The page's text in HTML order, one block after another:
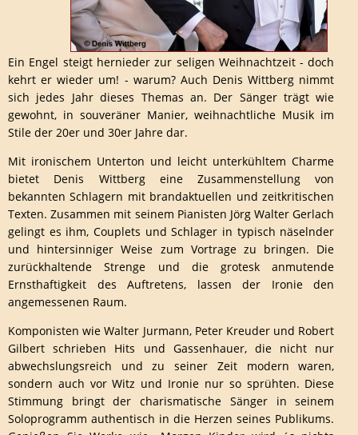
Ein Engel steigt hernieder zur seligen Weihnachtzeit - doch
kehrt er wieder um! - warum? Auch Denis Wittberg nimmt
sich jedes Jahr dieses Themas an. Der Sänger trägt wie
gewohnt, in souveräner Manier, weihnachtliche Musik im
Stile der 20er und 30er Jahre dar.
Mit ironischem Unterton und leicht unterkühltem Charme
bietet Denis Wittberg eine Zusammenstellung von
bekannten Schlagern mit brandaktuellen und zeitkritischen
Texten. Zusammen mit seinem Pianisten Jörg Walter Gerlach
gelingt es ihm, Couplets und Schlager in typisch näselnder
und hintersinniger Weise zum Vortrage zu bringen. Die
zurückhaltende Strenge und die grotesk anmutende
Ernsthaftigkeit des Auftretens, lassen der Ironie den
angemessenen Raum.
Komponisten wie Walter Jurmann, Peter Kreuder und Robert
Gilbert schrieben Hits und Gassenhauer, die nicht nur
abwechslungsreich und zu seiner Zeit modern waren,
sondern auch vor Witz und Ironie nur so sprühten. Diese
Stimmung bringt der charismatische Sänger in seinem
Soloprogramm authentisch in die Herzen seines Publikums.